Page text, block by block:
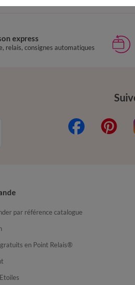
express
relais, consignes automatiques
par référence catalogue
en Point Relais®